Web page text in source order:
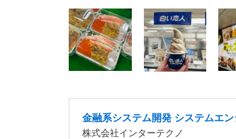
金融系システム開発 システムエ
株式会社インターテクノ